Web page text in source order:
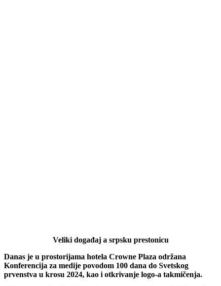
Veliki događaj a srpsku prestonicu
Danas je u prostorijama hotela Crowne Plaza održana
Konferencija za medije povodom 100 dana do Svetskog
prvenstva u krosu 2024, kao i otkrivanje logo-a takmičenja.